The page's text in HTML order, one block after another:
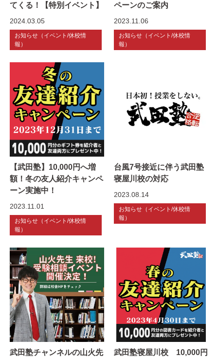
てくる！【特別イベント】
2024.03.05
お知らせ（イベント/休校情
報）
ペーンのご案内
2023.11.06
お知らせ（イベント/休校情
報）
【武田塾】10,000円へ増
額！冬の友人紹介キャンペ
ーン実施中！
2023.11.01
お知らせ（イベント/休校情
報）
台風7号接近に伴う武田塾
寝屋川校の対応
2023.08.14
お知らせ（イベント/休校情
報）
武田塾チャンネルの山火先
武田塾寝屋川校 10,000円